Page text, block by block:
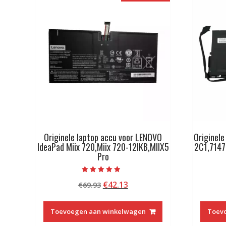
Originele laptop accu voor LENOVO
IdeaPad Miix 720,Miix 720-12IKB,MIIX5
Pro
met
4.50
€69.93 Oorspronkelijke
was:
€69.93.
€42.13Huidige
€42.13.
Toevoegen aan winkelwagen